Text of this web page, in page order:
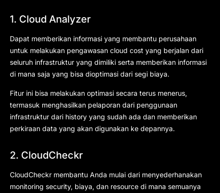
1. Cloud Analyzer
Dapat memberikan informasi yang membantu perusahaan
untuk melakukan pengawasan cloud cost yang berjalan dari
seluruh infrastruktur yang dimiliki serta memberikan informasi
di mana saja yang bisa dioptimasi dari segi biaya.
Fitur ini bisa melakukan optimasi secara terus menerus,
termasuk menghasilkan pelaporan dari penggunaan
infrastruktur dari history yang sudah ada dan memberikan
perkiraan data yang akan digunakan ke depannya.
2. CloudCheckr
CloudCheckr membantu Anda mulai dari menyederhanakan
monitoring security, biaya, dan resource di mana semuanya